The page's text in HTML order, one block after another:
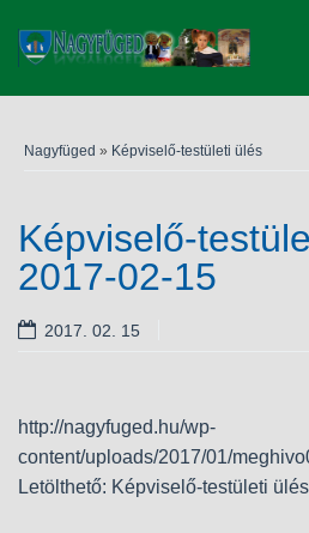
Nagyfüged » Képviselő-testületi ülés
Képviselő-
2017-02-15
2017. 02. 15
http://nagyfuged.hu/wp-
content/uploads/2017/01/
Letölthető: Képviselő-testületi